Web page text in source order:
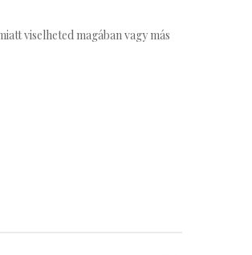
viselheted magában vagy más